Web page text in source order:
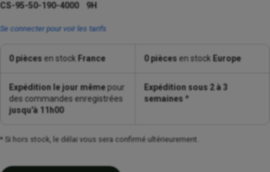
CS-95-50-190-4000 9H
Se connecter pour voir les tarifs
0 piècesen stock France 0 piècesen stock Europe
Expédition le jour mêmepour
des commandes enregistrées
jusqu'à 11h00
Expédition sous 2 à 3
semaines *
* Si hors stock, le délai vous sera confirmé ultérieurement.